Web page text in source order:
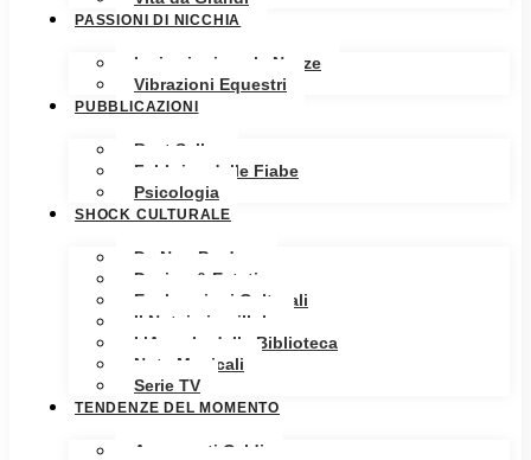
PASSIONI DI NICCHIA
Ispirazioni per le Nozze
Vibrazioni Equestri
PUBBLICAZIONI
Best Seller
Fabbrica delle Fiabe
Psicologia
SHOCK CULTURALE
Da Non Perdere
Design & Estetica
Esplorazioni Culturali
Il Notaio in pillole
L’Angolo della Biblioteca
Note Musicali
Serie TV
TENDENZE DEL MOMENTO
Argomenti Caldi